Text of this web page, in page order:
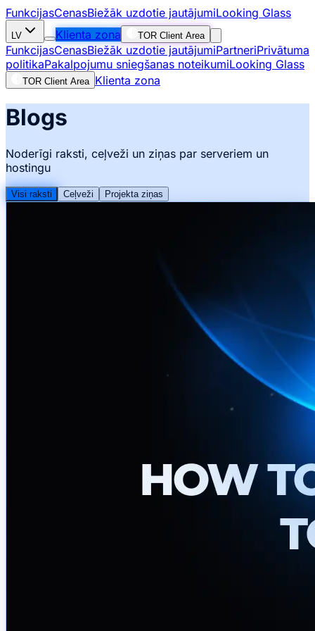
FunkcijasCenasBiežāk uzdotie jautājumiLooking Glass
LV Klienta zona TOR Client Area
FunkcijasCenasBiežāk uzdotie jautājumiPartneriPrivātuma
politikaPakalpojumu sniegšanas noteikumiLooking Glass
TOR Client Area Klienta zona
Blogs
Noderīgi raksti, ceļveži un ziņas par serveriem un
hostingu
Visi raksti Ceļveži Projekta ziņas